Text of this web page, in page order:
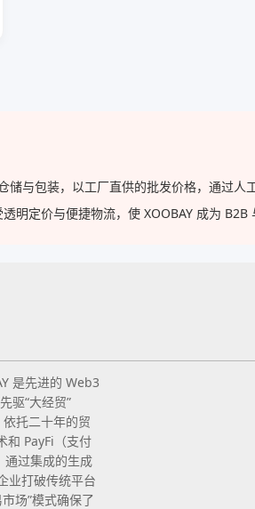
储与包装，以工厂直供的批发价格，通过
明定价与便捷物流，使 XOOBAY 成为 B2B
是先进的 Web3
驱“大经贸”
托二十年的贸
和 PayFi（支付
通过集成的生成
业打破传统平台
场”模式确保了